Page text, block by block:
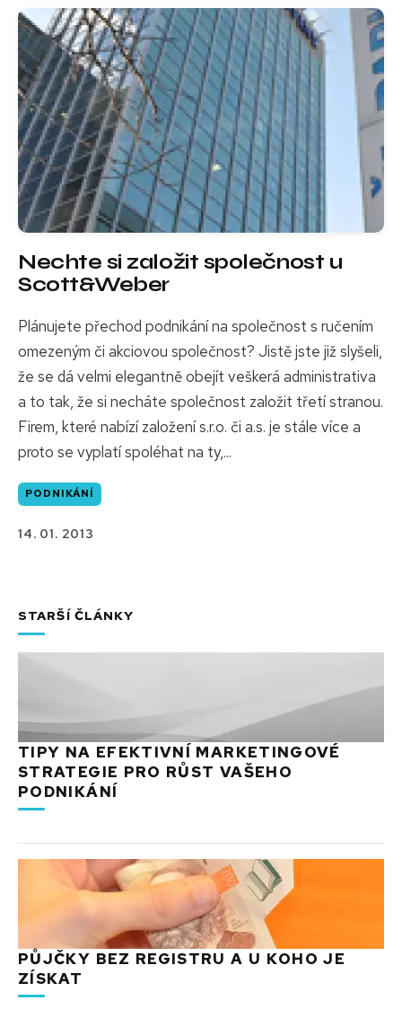
Nechte si založit společnost u
Scott&Weber
Plánujete přechod podnikání na společnost s ručením
omezeným či akciovou společnost? Jistě jste již slyšeli,
že se dá velmi elegantně obejít veškerá administrativa
a to tak, že si necháte společnost založit třetí stranou.
Firem, které nabízí založení s.r.o. či a.s. je stále více a
proto se vyplatí spoléhat na ty,...
PODNIKÁNÍ
14. 01. 2013
STARŠÍ ČLÁNKY
TIPY NA EFEKTIVNÍ MARKETINGOVÉ
STRATEGIE PRO RŮST VAŠEHO
PODNIKÁNÍ
PŮJČKY BEZ REGISTRU A U KOHO JE
ZÍSKAT